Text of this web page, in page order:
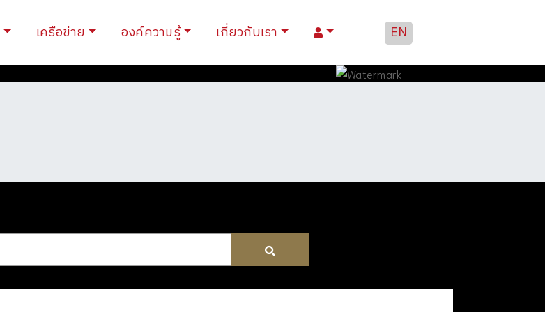
เครือข่าย องค์ความรู้ เกี่ยวกับเรา EN